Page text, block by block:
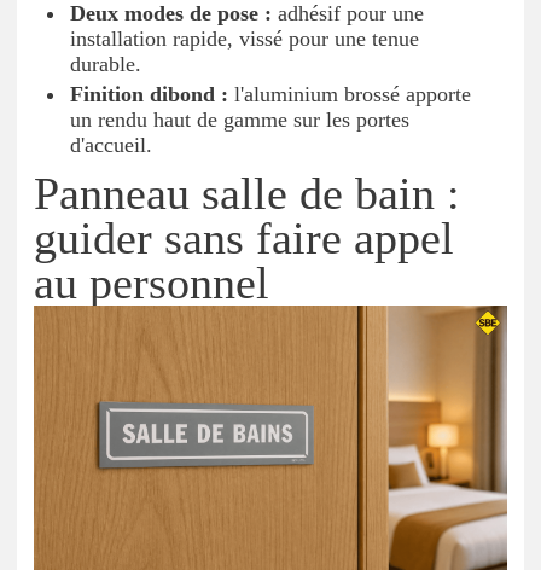
Deux modes de pose : adhésif pour une
installation rapide, vissé pour une tenue
durable.
Finition dibond : l'aluminium brossé apporte
un rendu haut de gamme sur les portes
d'accueil.
Panneau salle de bain :
guider sans faire appel
au personnel